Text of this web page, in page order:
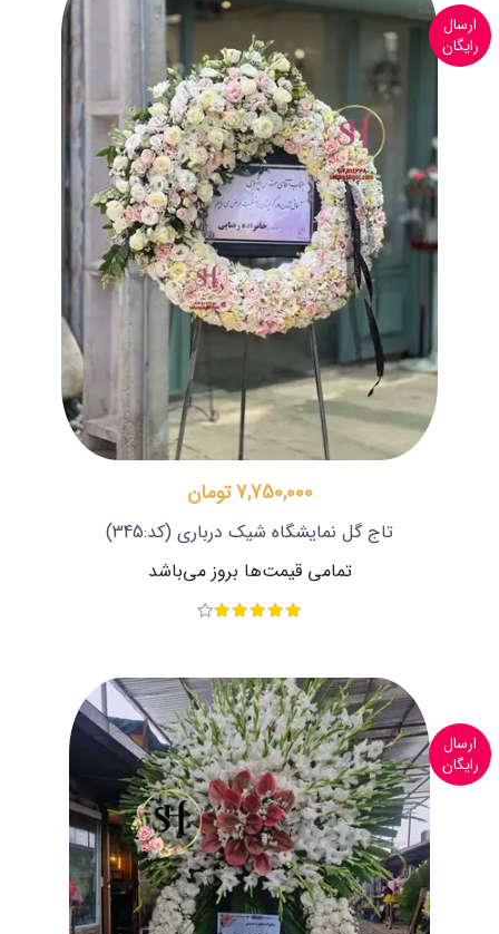
ارسال
رایگان
7,750,000 تومان
تاج گل نمایشگاه شیک درباری (کد:345)
تمامی قیمت‌ها بروز می‌باشد
ارسال
رایگان